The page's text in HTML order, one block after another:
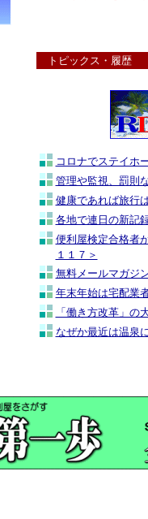
トピックス・履歴
コロナでステイホ
管理や監視、罰則
健康であれば旅行
各地で連日の新記
便利屋検定合格者
１１７＞
無料メールマガジ
年末年始は宅配業
「働き方改革」の
なぜか最近は温泉